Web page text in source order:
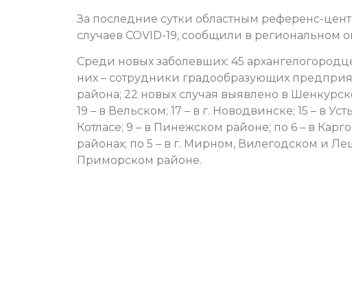
За последние сутки областным референс-
случаев COVID-19, сообщили в региональном
Среди новых заболевших: 45
них – сотрудники градообразующих
района; 22 новых случая выявлено в
19 – в Вельском; 17 – в г. Новодвинске; 15 – в
Котласе; 9 – в Пинежском районе; по 6 – в
районах; по 5 – в г. Мирном, Вилегодском и
Приморском районе.